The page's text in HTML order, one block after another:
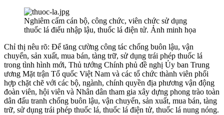
Nghiêm cấm cán bộ, công chức, viên chức sử dụng
thuốc lá điếu nhập lậu, thuốc lá điện tử. Ảnh minh họa
Chỉ thị nêu rõ: Để tăng cường công tác chống buôn lậu, vận
chuyển, sản xuất, mua bán, tàng trữ, sử dụng trái phép thuốc lá
trong tình hình mới, Thủ tướng Chính phủ đề nghị Ủy ban Trung
ương Mặt trận Tổ quốc Việt Nam và các tổ chức thành viên phối
hợp chặt chẽ với các bộ, ngành, chính quyền địa phương vận động
đoàn viên, hội viên và Nhân dân tham gia xây dựng phong trào toàn
dân đấu tranh chống buôn lậu, vận chuyển, sản xuất, mua bán, tàng
trữ, sử dụng trái phép thuốc lá, thuốc lá điện tử, thuốc lá nung nóng.